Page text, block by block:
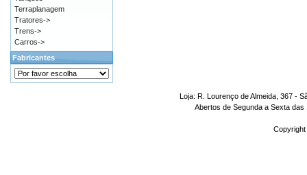
Terraplanagem
Tratores->
Trens->
Carros->
Fabricantes
Loja: R. Lourenço de Almeida, 367 -
Abertos de Segunda a Sexta